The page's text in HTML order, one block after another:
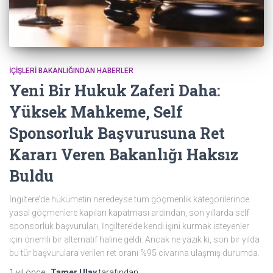
İÇIŞLERI BAKANLIĞINDAN HABERLER
Yeni Bir Hukuk Zaferi Daha:
Yüksek Mahkeme, Self
Sponsorluk Başvurusuna Ret
Kararı Veren Bakanlığı Haksız
Buldu
İngiltere’de hükümetin neredeyse tüm göçmenlik kategorilerinde
yasal göçmenlere kapıları kapatması ardından, son yıllarda self
sponsorluk başvuruları, İngiltere’de kendi işini kurmak isteyenler
için önemli bir alternatif haline geldi. Ancak ne yazık ki, son bir yılda
bu tür başvurulara verilen ret oranı %95 civarına ulaşmış durumda.